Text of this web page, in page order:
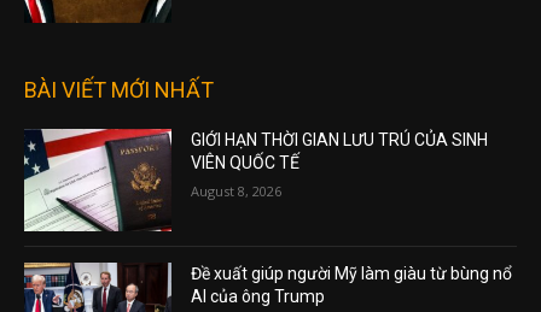
BÀI VIẾT MỚI NHẤT
GIỚI HẠN THỜI GIAN LƯU TRÚ CỦA SINH
VIÊN QUỐC TẾ
August 8, 2026
Đề xuất giúp người Mỹ làm giàu từ bùng nổ
AI của ông Trump